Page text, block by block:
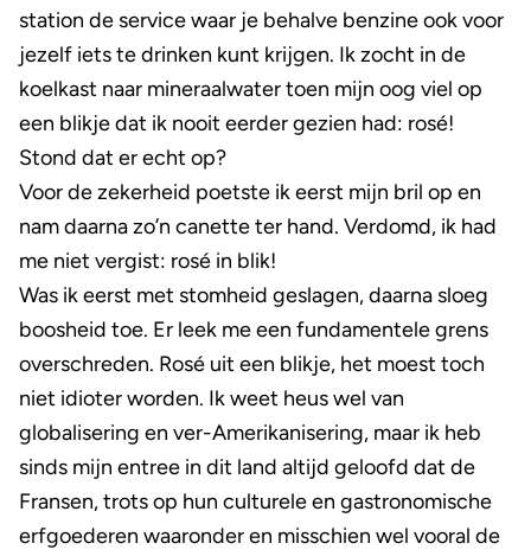
station de service waar je behalve benzine ook voor
jezelf iets te drinken kunt krijgen. Ik zocht in de
koelkast naar mineraalwater toen mijn oog viel op
een blikje dat ik nooit eerder gezien had: rosé!
Stond dat er echt op?
Voor de zekerheid poetste ik eerst mijn bril op en
nam daarna zo’n canette ter hand. Verdomd, ik had
me niet vergist: rosé in blik!
Was ik eerst met stomheid geslagen, daarna sloeg
boosheid toe. Er leek me een fundamentele grens
overschreden. Rosé uit een blikje, het moest toch
niet idioter worden. Ik weet heus wel van
globalisering en ver-Amerikanisering, maar ik heb
sinds mijn entree in dit land altijd geloofd dat de
Fransen, trots op hun culturele en gastronomische
erfgoederen waaronder en misschien wel vooral de